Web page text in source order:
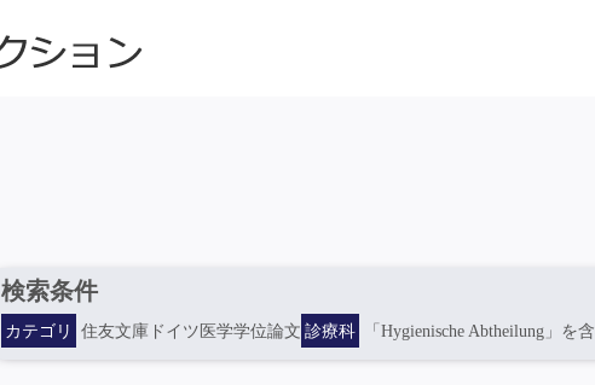
検索条件
カテゴリ 住友文庫ドイツ医学学位論文 診療科 「Hygienische Abtheilung」を